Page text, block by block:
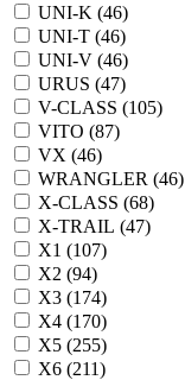
UNI-K (46)
UNI-T (46)
UNI-V (46)
URUS (47)
V-CLASS (105)
VITO (87)
VX (46)
WRANGLER (46)
X-CLASS (68)
X-TRAIL (47)
X1 (107)
X2 (94)
X3 (174)
X4 (170)
X5 (255)
X6 (211)